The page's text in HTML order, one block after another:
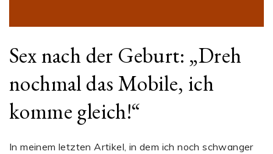
Sex nach der Geburt: „Dreh
nochmal das Mobile, ich
komme gleich!“
In meinem letzten Artikel, in dem ich noch schwanger